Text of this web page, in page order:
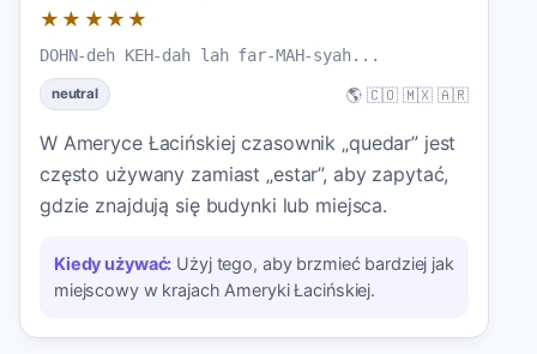
★★★★★
DOHN-deh KEH-dah lah far-MAH-syah...
neutral 🌎 🇨🇴 🇲🇽 🇦🇷
W Ameryce Łacińskiej czasownik „quedar” jest
często używany zamiast „estar”, aby zapytać,
gdzie znajdują się budynki lub miejsca.
Kiedy używać: Użyj tego, aby brzmieć bardziej jak
miejscowy w krajach Ameryki Łacińskiej.